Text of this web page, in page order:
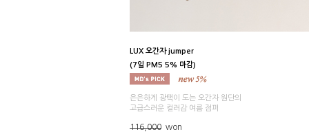
LUX 오간자 jumper
(7일 PM5 5% 마감)
은은하게 광택이 도는 오간자 원단의
고급스러운 컬러감 여름 점퍼
116,000 won